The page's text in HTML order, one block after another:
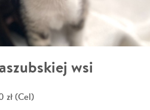
wsi
zł (Cel)